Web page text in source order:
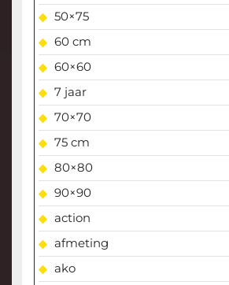
50×75
60 cm
60×60
7 jaar
70×70
75 cm
80×80
90×90
action
afmeting
ako